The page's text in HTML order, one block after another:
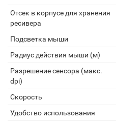
Отсек в корпусе для хранения
ресивера
Подсветка мыши
Радиус действия мыши (м)
Разрешение сенсора (макс.
dpi)
Скорость
Удобство использования